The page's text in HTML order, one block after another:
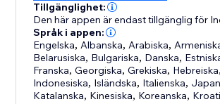
Tillgänglighet:
Den här appen är endast tillgänglig för
Språk i appen:
Engelska, Albanska, Arabiska,
Belarusiska, Bulgariska, Danska,
Franska,Georgiska,Grekiska, Hebreiska,
Indonesiska, Isländska, Italienska,
Katalanska, Kinesiska, Koreanska,